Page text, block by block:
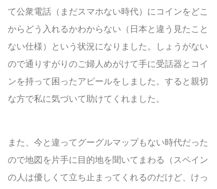
て公衆電話（まだスマホない時代）にコインをどこ
からどう入れるかわからない（日本と違う見たこと
ない仕様）という状況になりました。しょうがない
ので通りすがりのご婦人めがけて手に受話器とコイ
ンを持って困ったアピールをしました。すると親切
な方で私に気づいて助けてくれました。
また、今と違ってグーグルマップもない時代だった
ので地図を片手に目的地を聞いてまわる（スペイン
の人は優しくて立ち止まってくれるのだけど、けっ